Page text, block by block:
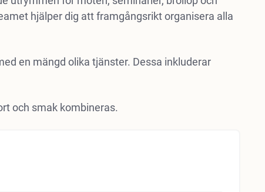
hjälper dig att framgångsrikt organisera alla
en mängd olika tjänster. Dessa inkluderar
och smak kombineras.